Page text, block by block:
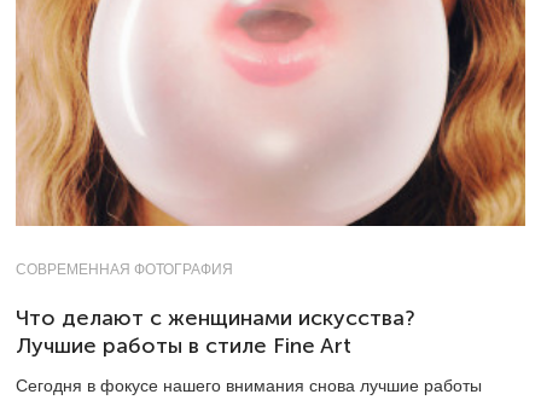
СОВРЕМЕННАЯ ФОТОГРАФИЯ
Что делают с женщинами искусства?
Лучшие работы в стиле Fine Art
Сегодня в фокусе нашего внимания снова лучшие работы